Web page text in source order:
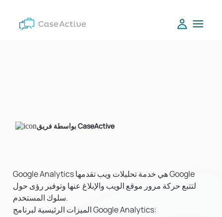
بواسطة فريق CaseActive
Google Analytics هي خدمة تحليلات ويب تقدمها Google
لتتبع حركة مرور موقع الويب والإبلاغ عنها وتوفير رؤى حول
سلوك المستخدم.
الميزات الرئيسية لبرنامج Google Analytics: